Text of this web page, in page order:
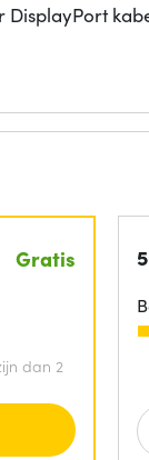
DisplayPort
Gratis
dan 2